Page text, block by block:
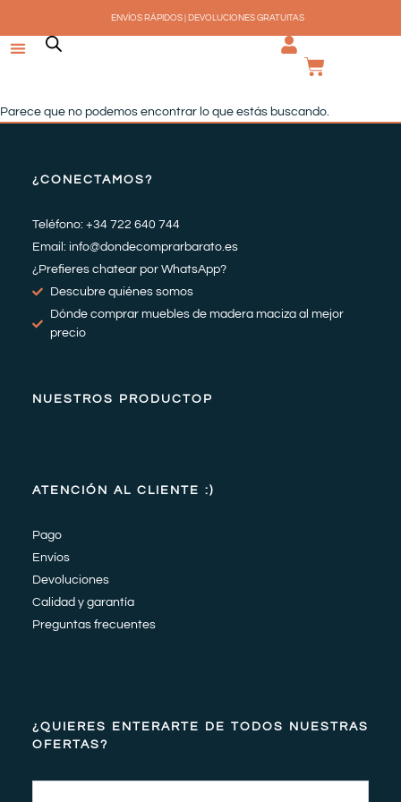
contenido
ENVÍOS RÁPIDOS | DEVOLUCIONES GRATUITAS
Parece que no podemos encontrar lo que estás buscando.
¿CONECTAMOS?
Teléfono: +34 722 640 744
Email: info@dondecomprarbarato.es
¿Prefieres chatear por WhatsApp?
Descubre quiénes somos
Dónde comprar muebles de madera maciza al mejor
precio
NUESTROS PRODUCTOP
ATENCIÓN AL CLIENTE :)
Pago
Envíos
Devoluciones
Calidad y garantía
Preguntas frecuentes
¿QUIERES ENTERARTE DE TODOS NUESTRAS
OFERTAS?